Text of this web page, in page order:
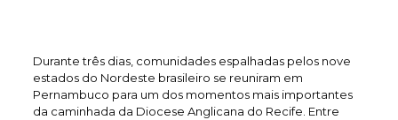
Durante três dias, comunidades espalhadas pelos nove
estados do Nordeste brasileiro se reuniram em
Pernambuco para um dos momentos mais importantes
da caminhada da Diocese Anglicana do Recife. Entre